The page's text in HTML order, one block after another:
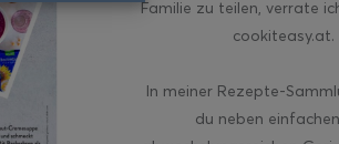
Familie zu teilen, verrate
cookiteasy.at.
In meiner Rezepte-
du neben